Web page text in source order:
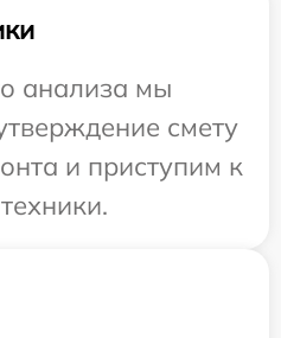
анализа мы
смету
и приступим к